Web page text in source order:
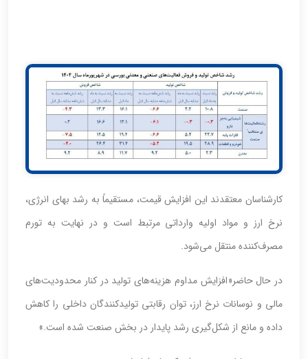
کارشناسان معتقدند این افزایش قیمت، مستقیماً به رشد بهای انرژی،
نرخ ارز و مواد اولیه وارداتی مرتبط است و در نهایت به تورم
مصرف‌کننده منتقل می‌شود.
در حال حاضر«افزایش مداوم هزینه‌های تولید در کنار محدودیت‌های
مالی و نوسانات نرخ ارز، توان رقابتی تولیدکنندگان داخلی را کاهش
داده و مانع از شکل‌گیری رشد پایدار در بخش صنعت شده است.»